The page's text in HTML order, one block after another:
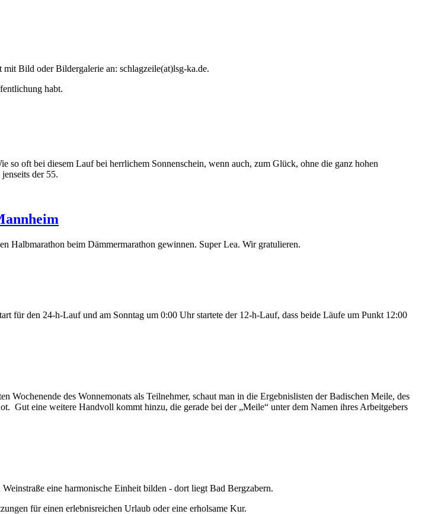
mit Bild oder Bildergalerie an: schlagzeile(at)lsg-ka.de.
habt.
oft bei diesem Lauf bei herrlichem Sonnenschein, wenn auch, zum Glück, ohne die ganz hohen
der 55.
Halbmarathon beim Dämmermarathon gewinnen. Super Lea. Wir gratulieren.
für den 24-h-Lauf und am Sonntag um 0:00 Uhr startete der 12-h-Lauf, dass beide Läufe um Punkt 12:00
des Wonnemonats als Teilnehmer, schaut man in die Ergebnislisten der Badischen Meile, des
Gut eine weitere Handvoll kommt hinzu, die gerade bei der „Meile“ unter dem Namen ihres Arbeitgebers
eine harmonische Einheit bilden - dort liegt Bad Bergzabern.
für einen erlebnisreichen Urlaub oder eine erholsame Kur.